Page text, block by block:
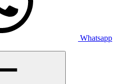
Whatsapp